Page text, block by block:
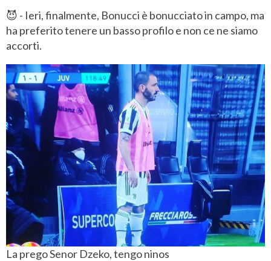
😈 - Ieri, finalmente, Bonucci è bonucciato in campo, ma
ha preferito tenere un basso profilo e non ce ne siamo
accorti.
La prego Senor Dzeko, tengo ninos